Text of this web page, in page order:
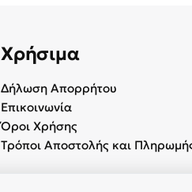
Χρήσιμα
Δήλωση Απορρήτου
Επικοινωνία
Όροι Χρήσης
Τρόποι Αποστολής και